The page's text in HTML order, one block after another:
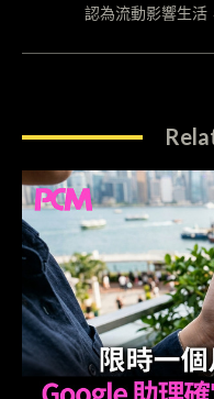
認為流動影響生活